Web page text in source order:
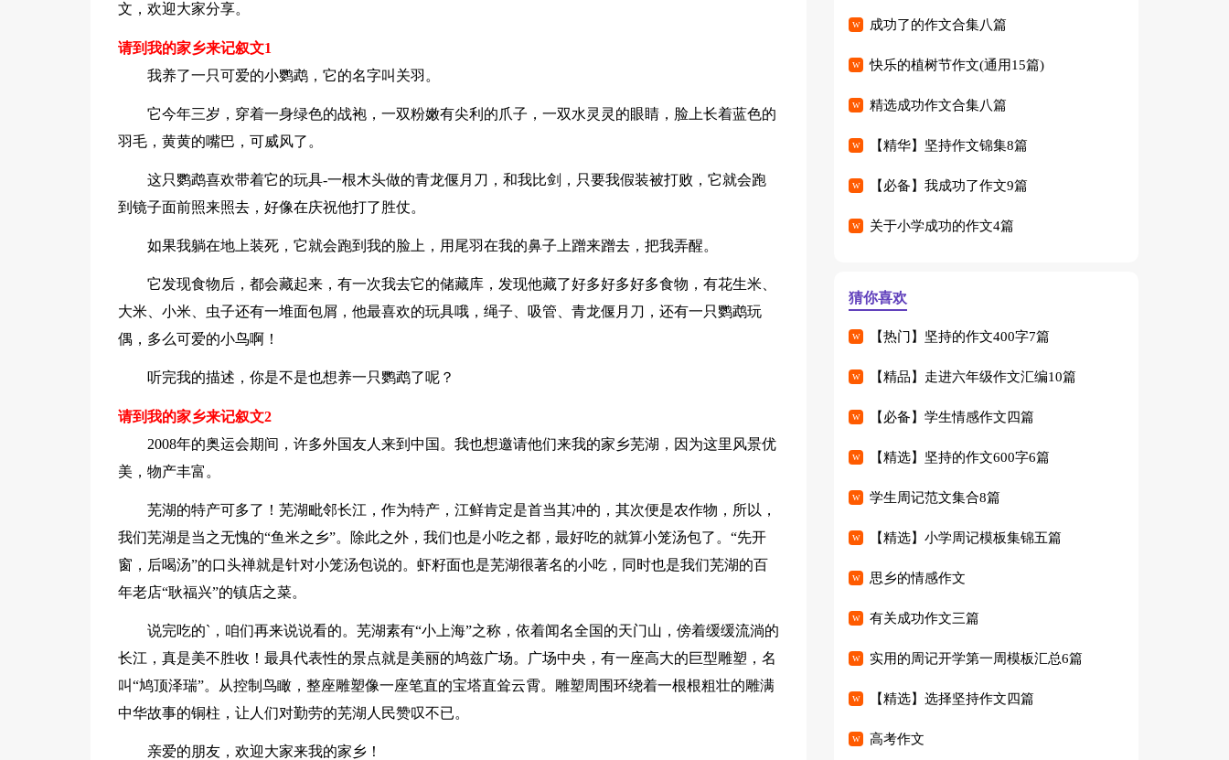
文，欢迎大家分享。
请到我的家乡来记叙文1
我养了一只可爱的小鹦鹉，它的名字叫关羽。
它今年三岁，穿着一身绿色的战袍，一双粉嫩有尖利的爪子，一双水灵灵的眼睛，脸上长着蓝色的
羽毛，黄黄的嘴巴，可威风了。
这只鹦鹉喜欢带着它的玩具-一根木头做的青龙偃月刀，和我比剑，只要我假装被打败，它就会跑
到镜子面前照来照去，好像在庆祝他打了胜仗。
如果我躺在地上装死，它就会跑到我的脸上，用尾羽在我的鼻子上蹭来蹭去，把我弄醒。
它发现食物后，都会藏起来，有一次我去它的储藏库，发现他藏了好多好多好多食物，有花生米、
大米、小米、虫子还有一堆面包屑，他最喜欢的玩具哦，绳子、吸管、青龙偃月刀，还有一只鹦鹉玩
偶，多么可爱的小鸟啊！
听完我的描述，你是不是也想养一只鹦鹉了呢？
请到我的家乡来记叙文2
2008年的奥运会期间，许多外国友人来到中国。我也想邀请他们来我的家乡芜湖，因为这里风景优
美，物产丰富。
芜湖的特产可多了！芜湖毗邻长江，作为特产，江鲜肯定是首当其冲的，其次便是农作物，所以，
我们芜湖是当之无愧的“鱼米之乡”。除此之外，我们也是小吃之都，最好吃的就算小笼汤包了。“先开
窗，后喝汤”的口头禅就是针对小笼汤包说的。虾籽面也是芜湖很著名的小吃，同时也是我们芜湖的百
年老店“耿福兴”的镇店之菜。
说完吃的`，咱们再来说说看的。芜湖素有“小上海”之称，依着闻名全国的天门山，傍着缓缓流淌的
长江，真是美不胜收！最具代表性的景点就是美丽的鸠兹广场。广场中央，有一座高大的巨型雕塑，名
叫“鸠顶泽瑞”。从控制鸟瞰，整座雕塑像一座笔直的宝塔直耸云霄。雕塑周围环绕着一根根粗壮的雕满
中华故事的铜柱，让人们对勤劳的芜湖人民赞叹不已。
亲爱的朋友，欢迎大家来我的家乡！
成功了的作文合集八篇
快乐的植树节作文(通用15篇)
精选成功作文合集八篇
【精华】坚持作文锦集8篇
【必备】我成功了作文9篇
关于小学成功的作文4篇
猜你喜欢
【热门】坚持的作文400字7篇
【精品】走进六年级作文汇编10篇
【必备】学生情感作文四篇
【精选】坚持的作文600字6篇
学生周记范文集合8篇
【精选】小学周记模板集锦五篇
思乡的情感作文
有关成功作文三篇
实用的周记开学第一周模板汇总6篇
【精选】选择坚持作文四篇
高考作文